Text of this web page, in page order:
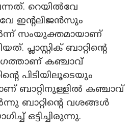
റെയിൽവേ
ഇന്റലിജൻസും
സംയുക്തമായാണ്
പ്ലാസ്റ്റിക് ബാറ്റിന്റെ
കഞ്ചാവ്
പിടിയിലൂടെയും
ബാറ്റിനുള്ളിൽ കഞ്ചാവ്
ബാറ്റിന്റെ വശങ്ങൾ
ഒട്ടിച്ചിരുന്നു.